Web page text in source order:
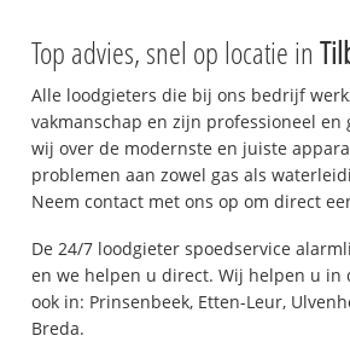
Top advies, snel op locatie in
Alle loodgieters die bij ons bedrijf
vakmanschap en zijn professioneel
wij over de modernste en juiste
problemen aan zowel gas als
Neem contact met ons op om direct
De 24/7 loodgieter spoedservice
en we helpen u direct. Wij helpen u in
ook in: Prinsenbeek, Etten-Leur,
Breda.